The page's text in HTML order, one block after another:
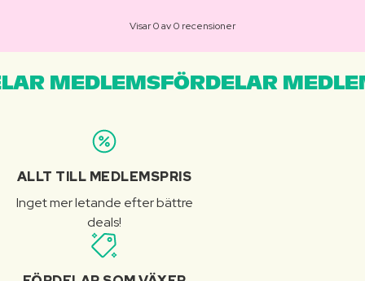
Visar 0 av 0 recensioner
MEDLEMSFÖRDELAR
ALLT TILL MEDLEMSPRIS
Inget mer letande efter bättre
deals!